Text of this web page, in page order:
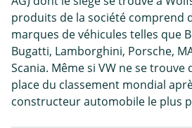
produits de la société comprend
marques de véhicules telles que
Bugatti, Lamborghini, Porsche,
Scania. Même si VW ne se trouve
place du classement mondial
constructeur automobile le plus